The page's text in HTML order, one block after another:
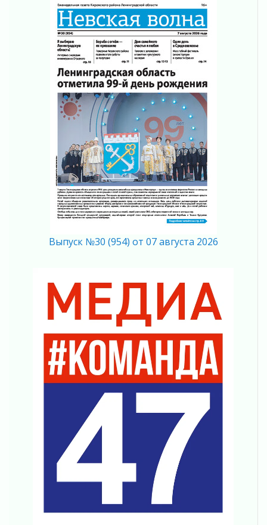
Безмолвный крик о помощи
01 августа 2026
В музей всей семьёй
01 августа 2026
Без заявлений и очередей
01 августа 2026
Не женское это дело...уверены?
01 августа 2026
Все силы в кулак
01 августа 2026
Айда на пляж!
01 августа 2026
Один в поле — не воин
01 августа 2026
Пик топливного кризиса в регионе прошёл
О мужестве, долге и стойкости
31 июля 2026
Маршрутами будущего — к заветной цели
31 июля 2026
«Корвет» на страже
31 июля 2026
Правила для жизни
31 июля 2026
С рабочим визитом
В Шлиссельбурге прошла акция «Белый
кораблик Памяти»
31 июля 2026
Новые возможности для творчества
За сухими цифрами — реальная жизнь
От инженера-создателя к волонтёрам
Выпуск №30 (954) от 07 августа 2026